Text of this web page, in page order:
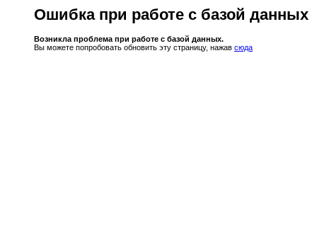
Ошибка при работе с базой данных
Возникла проблема при работе с базой данных.
Вы можете попробовать обновить эту страницу, нажав сюда